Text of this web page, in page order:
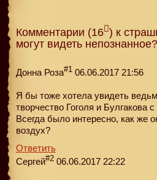
Комментарии (16 ) к
могут видеть
Донна Роза#1 06.06.2017 21:56
Я бы тоже хотела увидеть
творчество Гоголя и Булгакова
Всегда было интересно, как же
воздух?
Ответить
Сергей#2 06.06.2017 22:22